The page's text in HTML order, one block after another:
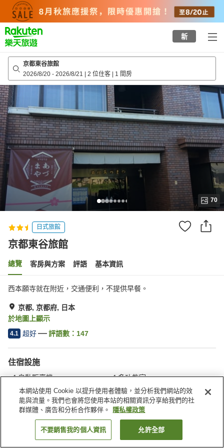
top
page
新
京都東谷旅館
2026/8/20 - 2026/8/21 | 2 位住客 | 1 間房
70
日式旅館
京都東谷旅館
總覽 客房與方案 評語 基本資訊
西本願寺就在附近，交通便利，不提供早餐。
京都, 京都府, 日本
於地圖上顯示
4.1 超好 評語數： 147
住宿設施
自動販賣機
多功能室
公共澡堂
首頁 日本 京都府 京都 京都東谷旅館
找客房
本網站使用 Cookie 以提升使用者體驗，並分析我們網站的效
能與流量。我們也會將您使用本站的相關資訊分享給我們的社
群媒體、廣告和分析合作夥伴。
隱私權政策
不要銷售我的個人資訊 允許全部